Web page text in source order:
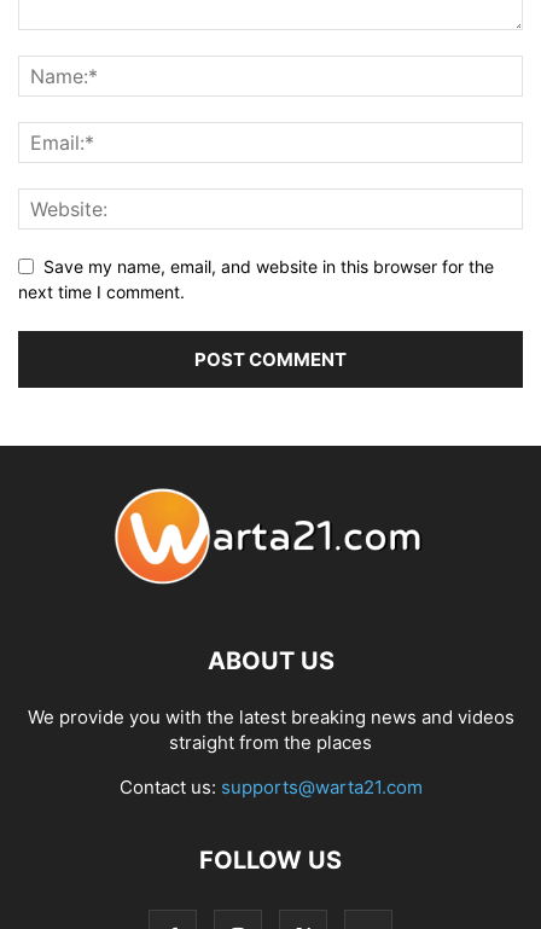
Save my name, email, and website in this browser for the
next time I comment.
ABOUT US
We provide you with the latest breaking news and videos
straight from the places
Contact us: supports@warta21.com
FOLLOW US